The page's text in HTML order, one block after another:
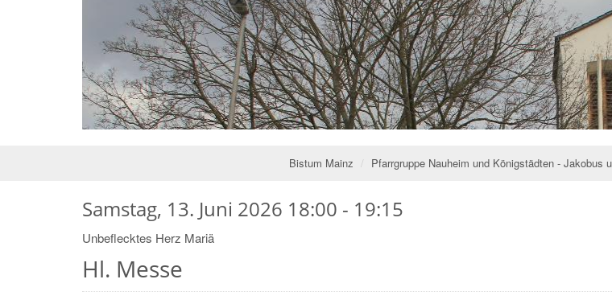
Johannes XIII.
Königstädten
Johannes XIII.
Königstädten
Bistum Mainz Pfarrgruppe Nauheim und Königstädten - Jakobus
Hl. Messe
Samstag, 13. Juni 2026 18:00 - 19:15
Unbeflecktes Herz Mariä